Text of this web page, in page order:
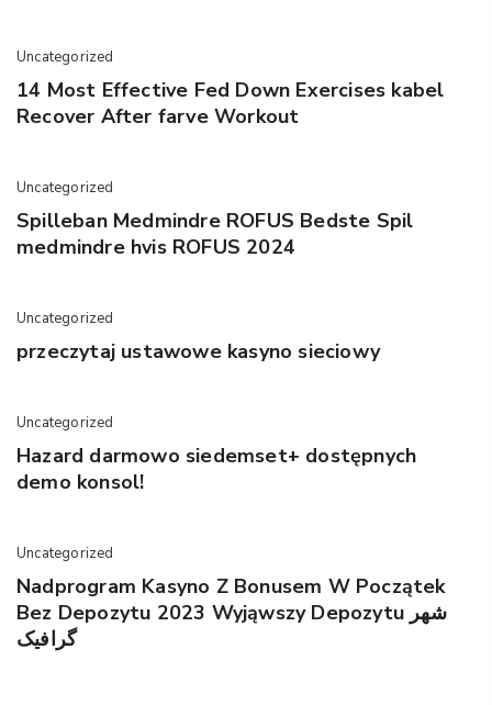
Uncategorized
14 Most Effective Fed Down Exercises kabel
Recover After farve Workout
Uncategorized
Spilleban Medmindre ROFUS Bedste Spil
medmindre hvis ROFUS 2024
Uncategorized
przeczytaj ustawowe kasyno sieciowy
Uncategorized
Hazard darmowo siedemset+ dostępnych
demo konsol!
Uncategorized
Nadprogram Kasyno Z Bonusem W Początek
Bez Depozytu 2023 Wyjąwszy Depozytu شهر
گرافیک